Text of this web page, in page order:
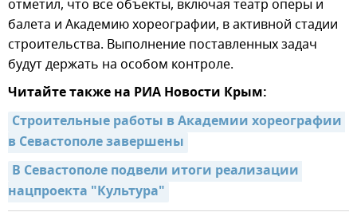
отметил, что все объекты, включая театр оперы и
балета и Академию хореографии, в активной стадии
строительства. Выполнение поставленных задач
будут держать на особом контроле.
Читайте также на РИА Новости Крым:
Строительные работы в Академии хореографии
в Севастополе завершены
В Севастополе подвели итоги реализации
нацпроекта "Культура"